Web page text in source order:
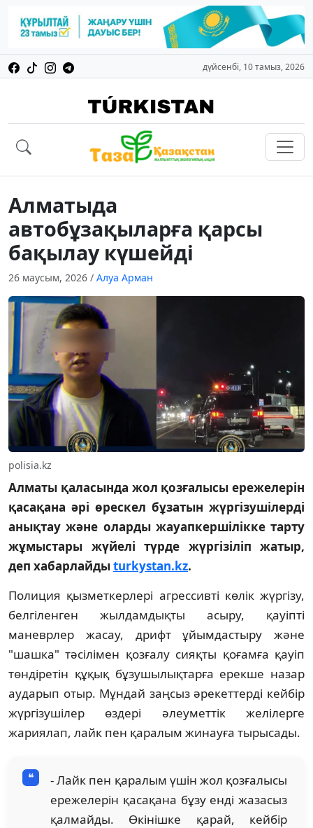
дүйсенбі, 10 тамыз, 2026
Алматыда
автобұзақыларға қарсы
бақылау күшейді
26 маусым, 2026 / Алуа Арман
polisia.kz
Алматы қаласында жол қозғалысы ережелерін
қасақана әрі өрескел бұзатын жүргізушілерді
анықтау және оларды жауапкершілікке тарту
жұмыстары жүйелі түрде жүргізіліп жатыр,
деп хабарлайдыturkystan.kz.
Полиция қызметкерлері агрессивті көлік жүргізу,
белгіленген жылдамдықты асыру, қауіпті
маневрлер жасау, дрифт ұйымдастыру және
"шашка" тәсілімен қозғалу сияқты қоғамға қауіп
төндіретін құқық бұзушылықтарға ерекше назар
аударып отыр. Мұндай заңсыз әрекеттерді кейбір
жүргізушілер өздері әлеуметтік желілерге
жариялап, лайк пен қаралым жинауға тырысады.
- Лайк пен қаралым үшін жол қозғалысы
ережелерін қасақана бұзу енді жазасыз
қалмайды. Өкінішке қарай, кейбір